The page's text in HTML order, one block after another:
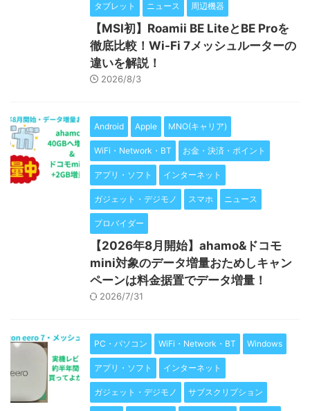
タブレット ニュース 周辺機器
【MSI初】Roamii BE LiteとBE Proを
徹底比較！Wi-Fi 7メッシュルーターの
違いを解説！
2026/8/3
Android Apple MNO(キャリア)
WiFi・Network・BT お金・決済・ポイント
アプリ・ソフト インターネット
ガジェット・デジモノ スマホ ニュース
プロバイダー
【2026年8月開始】ahamo&ドコモ
mini対象のデータ増量おためしキャン
ペーンは料金据置でデータ増量！
2026/7/31
PC・パソコン WiFi・Network・BT Windows
アプリ・ソフト インターネット
ガジェット・デジモノ サブスクリプション